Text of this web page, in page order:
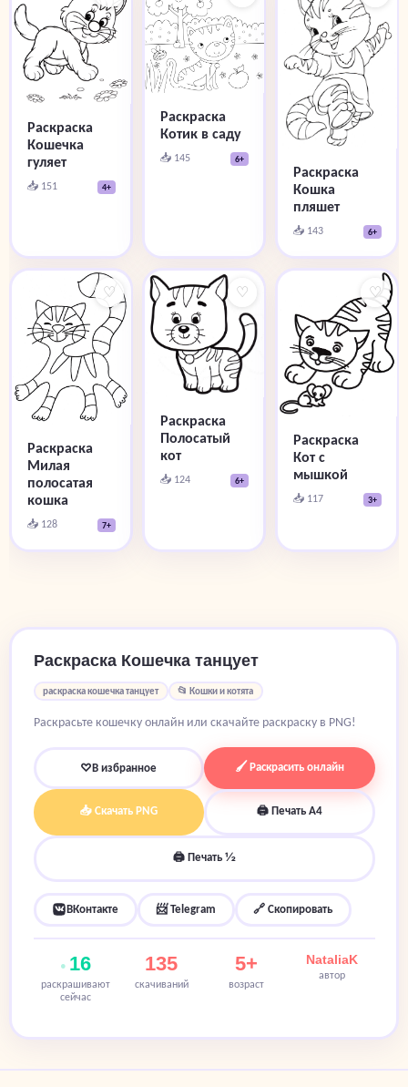
Раскраска
Кошечка
гуляет
📥 151 4+
Раскраска
Котик в саду
📥 145 6+
Раскраска
Кошка
пляшет
📥 143 6+
♡
Раскраска
Милая
полосатая
кошка
📥 128 7+
♡
Раскраска
Полосатый
кот
📥 124 6+
♡
Раскраска
Кот с
мышкой
📥 117 3+
Раскраска Кошечка танцует
раскраска кошечка танцует 📂 Кошки и котята
Раскрасьте кошечку онлайн или скачайте раскраску в PNG!
♡В избранное 🖌 Раскрасить онлайн
📥 Скачать PNG 🖨 Печать A4
🖨 Печать ½
ВКонтакте 📨 Telegram 🔗 Скопировать
16
раскрашивают
сейчас
135
скачиваний
5+
возраст
NataliaK
автор